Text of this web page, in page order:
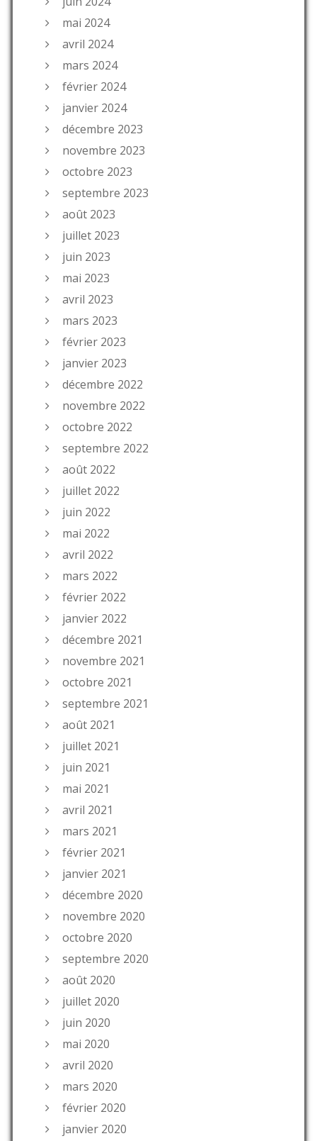
mai 2024
avril 2024
mars 2024
février 2024
janvier 2024
décembre 2023
novembre 2023
octobre 2023
septembre 2023
août 2023
juillet 2023
juin 2023
mai 2023
avril 2023
mars 2023
février 2023
janvier 2023
décembre 2022
novembre 2022
octobre 2022
septembre 2022
août 2022
juillet 2022
juin 2022
mai 2022
avril 2022
mars 2022
février 2022
janvier 2022
décembre 2021
novembre 2021
octobre 2021
septembre 2021
août 2021
juillet 2021
juin 2021
mai 2021
avril 2021
mars 2021
février 2021
janvier 2021
décembre 2020
novembre 2020
octobre 2020
septembre 2020
août 2020
juillet 2020
juin 2020
mai 2020
avril 2020
mars 2020
février 2020
janvier 2020